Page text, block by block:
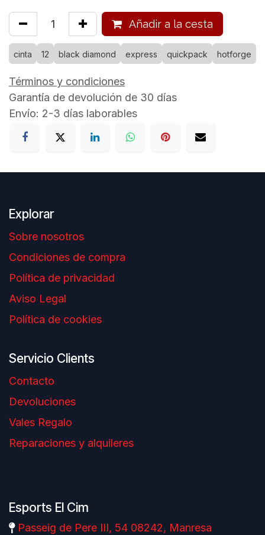
Añadir a la cesta
cinta 12 black diamond express quickpack hotforge
Términos y condiciones
Garantía de devolución de 30 días
Envío: 2-3 días laborables
Explorar
Sobre nosotros
Condiciones de compra
Política de privacidad
Aviso Legal
Política de cookies
Servicio Clients
Contacto
Devoluciones
Vales Regalo
Reparaciones y alquileres
Esports El Cim
Passeig de Pere III, 54 08242, Manresa